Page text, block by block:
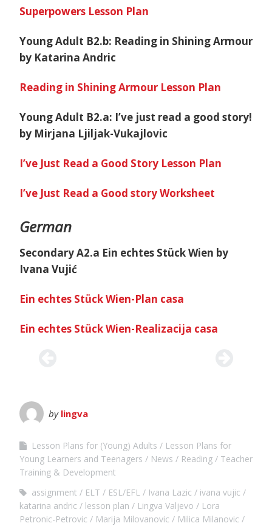
Superpowers Lesson Plan
Young Adult B2.b: Reading in Shining Armour
by Katarina Andric
Reading in Shining Armour Lesson Plan
Young Adult B2.a: I’ve just read a good story!
by Mirjana Ljiljak-Vukajlovic
I’ve Just Read a Good Story Lesson Plan
I’ve Just Read a Good story Worksheet
German
Secondary A2.a Ein echtes Stück Wien by
Ivana Vujić
Ein echtes Stück Wien-Plan casa
Ein echtes Stück Wien-Realizacija casa
by lingva
Lesson Plans for (Young) Adults
Lesson Plans for
Young Learners and Teenagers
News Reading
Teacher
Training & Development
assignment
ELT ESL/EFL Ivana Lazic
ivana vujic
katarina andric
lesson plan Lingva Valjevo
Lora
Petronic-Petrovic
Marija Milovanovic
Milica Milanovic